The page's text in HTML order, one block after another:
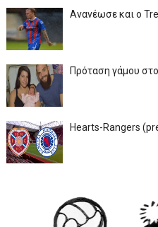
Ανανέωσε και ο
Πρόταση γάμου
Hearts-Rangers